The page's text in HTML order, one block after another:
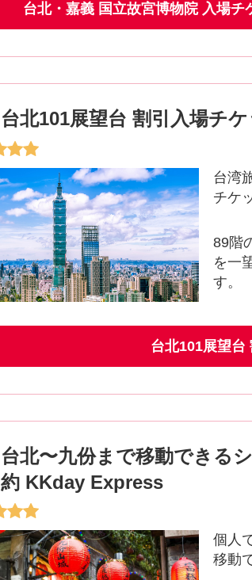
台北・嘉義 国立故宮博物院 入場
台北101展望台 割引入場チケ
台湾
チケ
89階
を一
す。
台北101展望台
台北〜九份まで移動できる
約 KKday Express
個人
移動